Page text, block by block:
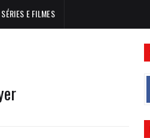
SÉRIES E FILMES